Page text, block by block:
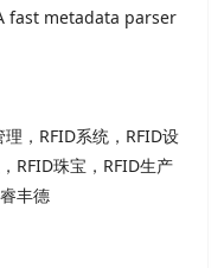
metadata parser